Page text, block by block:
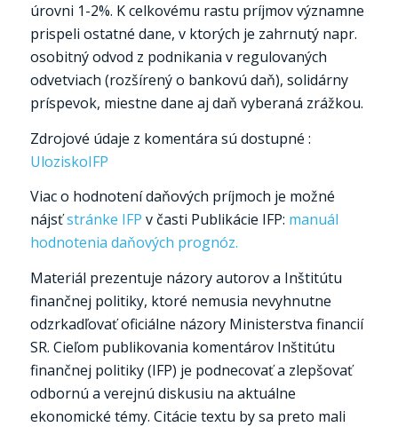
úrovni 1-2%. K celkovému rastu príjmov významne
prispeli ostatné dane, v ktorých je zahrnutý napr.
osobitný odvod z podnikania v regulovaných
odvetviach (rozšírený o bankovú daň), solidárny
príspevok, miestne dane aj daň vyberaná zrážkou.
Zdrojové údaje z komentára sú dostupné :
UloziskoIFP
Viac o hodnotení daňových príjmoch je možné
nájsťstránke IFP v časti Publikácie IFP: manuál
hodnotenia daňových prognóz.
Materiál prezentuje názory autorov a Inštitútu
finančnej politiky, ktoré nemusia nevyhnutne
odzrkadľovať oficiálne názory Ministerstva financií
SR. Cieľom publikovania komentárov Inštitútu
finančnej politiky (IFP) je podnecovať a zlepšovať
odbornú a verejnú diskusiu na aktuálne
ekonomické témy. Citácie textu by sa preto mali